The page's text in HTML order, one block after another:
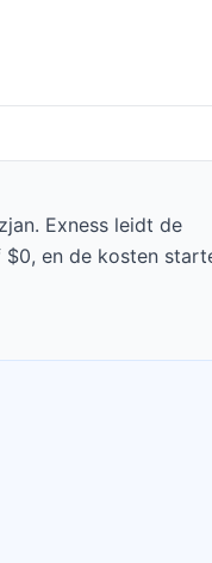
Exness leidt de
en de kosten